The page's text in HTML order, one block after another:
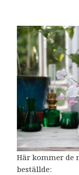
Här kommer de
beställde: